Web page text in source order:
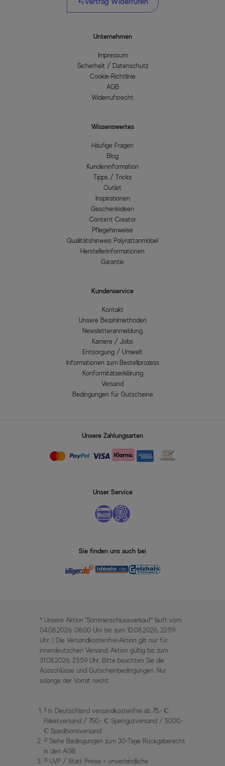
Vertrag Widerrufen
Unternehmen
Impressum
Sicherheit / Datenschutz
Cookie-Richtlinie
AGB
Widerrufsrecht
Wissenswertes
Häufige Fragen
Blog
Kundeninformation
Tipps / Tricks
Outlet
Inspirationen
Geschenkideen
Content Creator
Pflegehinweise
Qualitätshinweis Polyrattanmöbel
Herstellerinformationen
Garantie
Kundenservice
Kontakt
Unsere Bezahlmethoden
Newsletteranmeldung
Karriere / Jobs
Entsorgung / Umwelt
Informationen zum Bestellprozess
Konformitätserklärung
Versand
Bedingungen für Gutscheine
Unsere Zahlungsarten
Unser Service
Sie finden uns auch bei
* Unsere Aktion „Sommerschlussverkauf“ läuft vom
04.08.2026, 08:00 Uhr bis zum 10.08.2026, 22:59
Uhr. | Die Versandkostenfrei-Aktion gilt nur für
innerdeutschen Versand. Aktion gültig bis zum
31.08.2026, 23:59 Uhr. Bitte beachten Sie die
Ausschlüsse und Gutscheinbedingungen. Nur
solange der Vorrat reicht.
1) In Deutschland versandkostenfrei ab 75,- €
Paketversand / 750,- € Sperrgutversand / 5000,-
€ Speditionsversand
2) Siehe Bedingungen zum 30-Tage Rückgaberecht
in den AGB
3) UVP / Statt Preise = unverbindliche